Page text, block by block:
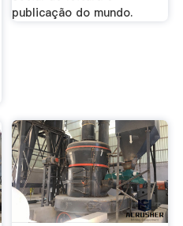
publicação do mundo.